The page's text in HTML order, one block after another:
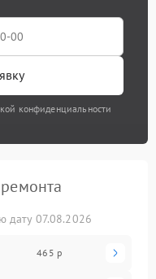
конфиденциальности
дату 07.08.2026
465 р